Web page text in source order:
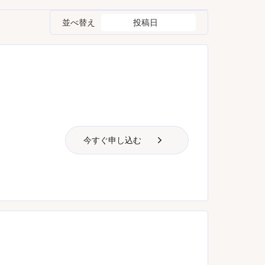
並べ替え 投稿日
今すぐ申し込む